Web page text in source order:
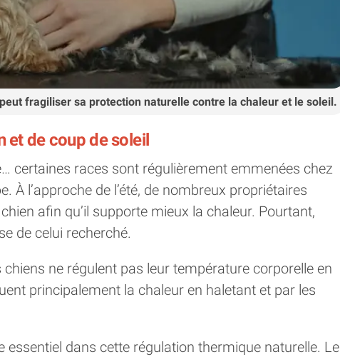
fragiliser sa protection naturelle contre la chaleur et le soleil.
et de coup de soleil
certaines races sont régulièrement emmenées chez
À l’approche de l’été, de nombreux propriétaires
afin qu’il supporte mieux la chaleur. Pourtant,
de celui recherché.
ne régulent pas leur température corporelle en
principalement la chaleur en haletant et par les
essentiel dans cette régulation thermique naturelle. Le